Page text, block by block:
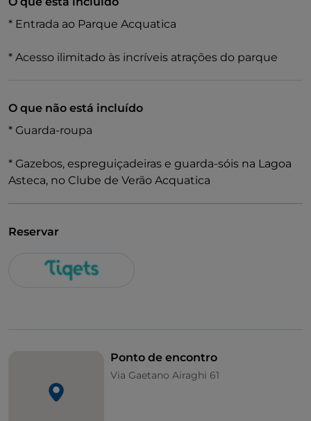
* Entrada ao Parque Acquatica
* Acesso ilimitado às incríveis atrações do parque
O que não está incluído
* Guarda-roupa
* Gazebos, espreguiçadeiras e guarda-sóis na Lagoa
Asteca, no Clube de Verão Acquatica
Reservar
Ponto de encontro
Via Gaetano Airaghi 61